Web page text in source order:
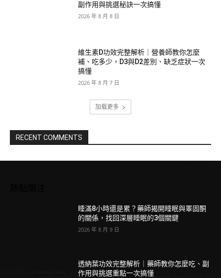
副作用與挑選秘訣一次搞懂
2026 年 8 月 8 日
維生素D功效完整解析｜營養師教你怎麼
補、吃多少，D3與D2差別、缺乏症狀一次
搞懂
2026 年 8 月 7 日
加载更多
RECENT COMMENTS
睡滿8小時還是累？藥師揭開睡眠與睪固酮
的關係，找回深層睡眠的3個關鍵
2026 年 8 月 9 日
透納葉功效完整解析｜藥師教你怎麼吃、副
作用與挑選重點一次搞懂